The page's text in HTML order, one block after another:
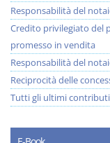
Responsabilità del
Credito privilegiato del
promesso in vendita
Responsabilità del
Reciprocità delle
Tutti gli ultimi